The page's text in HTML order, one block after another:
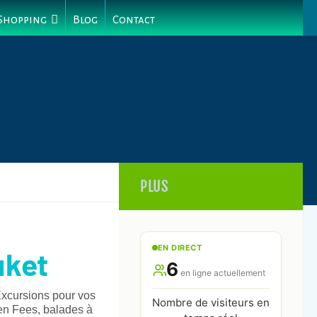
Blog Contact
pour vos
Fees, balades à
PLUS
EN DIRECT
6 en ligne actuellement
Nombre de visiteurs en